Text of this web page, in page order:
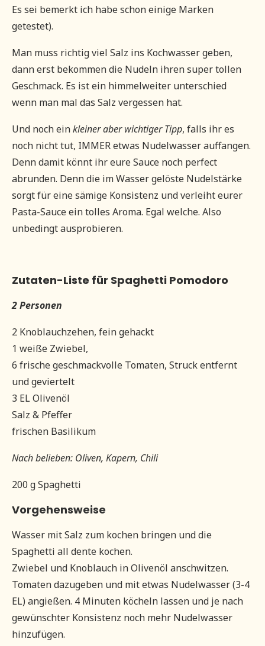
Es sei bemerkt ich habe schon einige Marken
getestet).
Man muss richtig viel Salz ins Kochwasser geben,
dann erst bekommen die Nudeln ihren super tollen
Geschmack. Es ist ein himmelweiter unterschied
wenn man mal das Salz vergessen hat.
Und noch einkleiner aber wichtiger Tipp, falls ihr es
noch nicht tut, IMMER etwas Nudelwasser auffangen.
Denn damit könnt ihr eure Sauce noch perfect
abrunden. Denn die im Wasser gelöste Nudelstärke
sorgt für eine sämige Konsistenz und verleiht eurer
Pasta-Sauce ein tolles Aroma. Egal welche. Also
unbedingt ausprobieren.
Zutaten-Liste für Spaghetti Pomodoro
2 Personen
2 Knoblauchzehen, fein gehackt
1 weiße Zwiebel,
6 frische geschmackvolle Tomaten, Struck entfernt
und geviertelt
3 EL Olivenöl
Salz & Pfeffer
frischen Basilikum
Nach belieben: Oliven, Kapern, Chili
200 g Spaghetti
Vorgehensweise
Wasser mit Salz zum kochen bringen und die
Spaghetti all dente kochen.
Zwiebel und Knoblauch in Olivenöl anschwitzen.
Tomaten dazugeben und mit etwas Nudelwasser (3-4
EL) angießen. 4 Minuten köcheln lassen und je nach
gewünschter Konsistenz noch mehr Nudelwasser
hinzufügen.